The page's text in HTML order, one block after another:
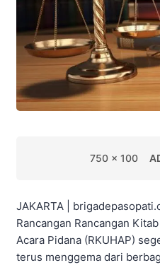
750 x 100
JAKARTA |
Rancangan Rancangan
Acara Pidana (RKUHAP)
terus menggema dari